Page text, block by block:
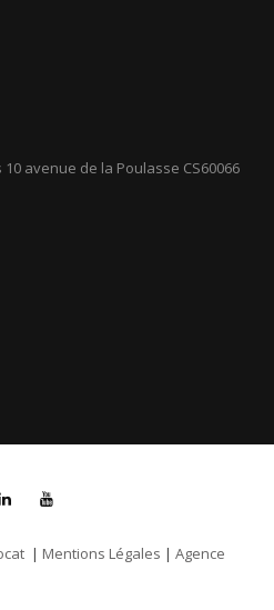
avenue de la Poulasse CS60066
| Mentions Légales | Agence